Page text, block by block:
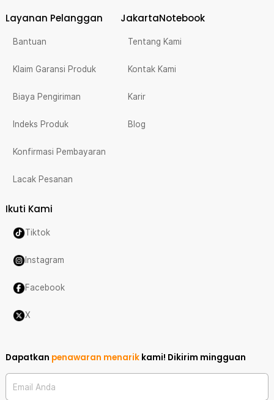
Layanan Pelanggan
Bantuan
Klaim Garansi Produk
Biaya Pengiriman
Indeks Produk
Konfirmasi Pembayaran
Lacak Pesanan
JakartaNotebook
Tentang Kami
Kontak Kami
Karir
Blog
Ikuti Kami
Tiktok
Instagram
Facebook
X
Dapatkan penawaran menarik kami! Dikirim mingguan
Email Anda